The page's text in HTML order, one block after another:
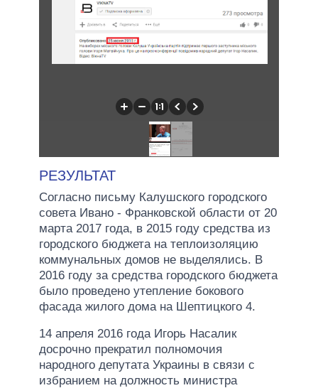
РЕЗУЛЬТАТ
Согласно письму Калушского городского
совета Ивано - Франковской области от 20
марта 2017 года, в 2015 году средства из
городского бюджета на теплоизоляцию
коммунальных домов не выделялись. В
2016 году за средства городского бюджета
было проведено утепление бокового
фасада жилого дома на Шептицкого 4.
14 апреля 2016 года Игорь Насалик
досрочно прекратил полномочия
народного депутата Украины в связи с
избранием на должность министра